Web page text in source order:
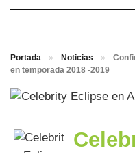
Portada » Noticias »
en temporada 2018 -2019